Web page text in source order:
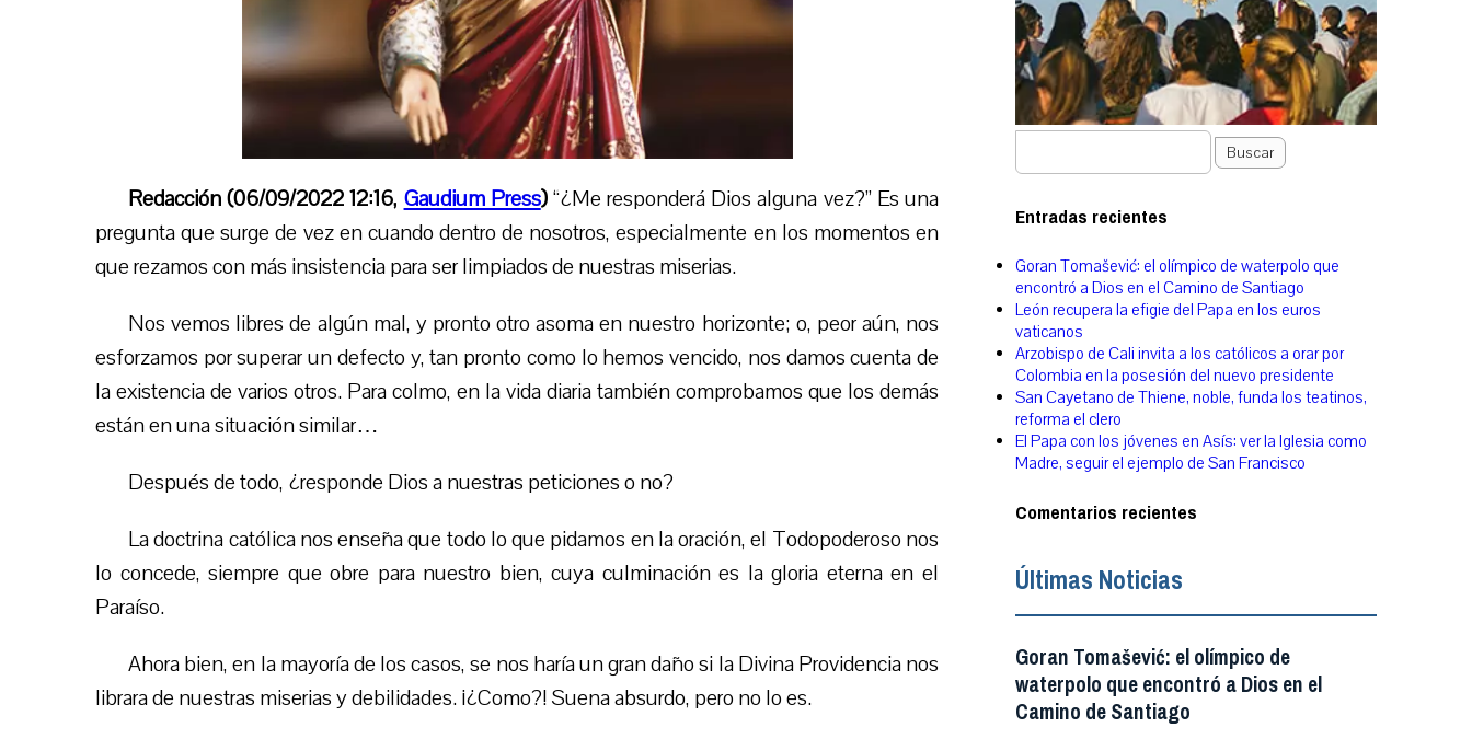
Redacción (06/09/2022 12:16, Gaudium Press)“¿Me responderá Dios alguna vez?” Es una
pregunta que surge de vez en cuando dentro de nosotros, especialmente en los momentos en
que rezamos con más insistencia para ser limpiados de nuestras miserias.
Nos vemos libres de algún mal, y pronto otro asoma en nuestro horizonte; o, peor aún, nos
esforzamos por superar un defecto y, tan pronto como lo hemos vencido, nos damos cuenta de
la existencia de varios otros. Para colmo, en la vida diaria también comprobamos que los demás
están en una situación similar…
Después de todo, ¿responde Dios a nuestras peticioneso no?
La doctrina católica nos enseña que todo lo que pidamos en la oración, el Todopoderoso nos
lo concede, siempre que obre para nuestro bien, cuya culminación es la gloria eterna en el
Paraíso.
Ahora bien, en la mayoría de los casos, se nos haría un gran daño si la Divina Providencia nos
librara de nuestras miserias y debilidades. ¡¿Como?! Suena absurdo, pero no lo es.
Buscar
Entradas recientes
Goran Tomašević: el olímpico de waterpolo que
encontró a Dios en el Camino de Santiago
León recupera la efigie del Papa en los euros
vaticanos
Arzobispo de Cali invita a los católicos a orar por
Colombia en la posesión del nuevo presidente
San Cayetano de Thiene, noble, funda los teatinos,
reforma el clero
El Papa con los jóvenes en Asís: ver la Iglesia como
Madre, seguir el ejemplo de San Francisco
Comentarios recientes
Últimas Noticias
Goran Tomašević: el olímpico de
waterpolo que encontró a Dios en el
Camino de Santiago